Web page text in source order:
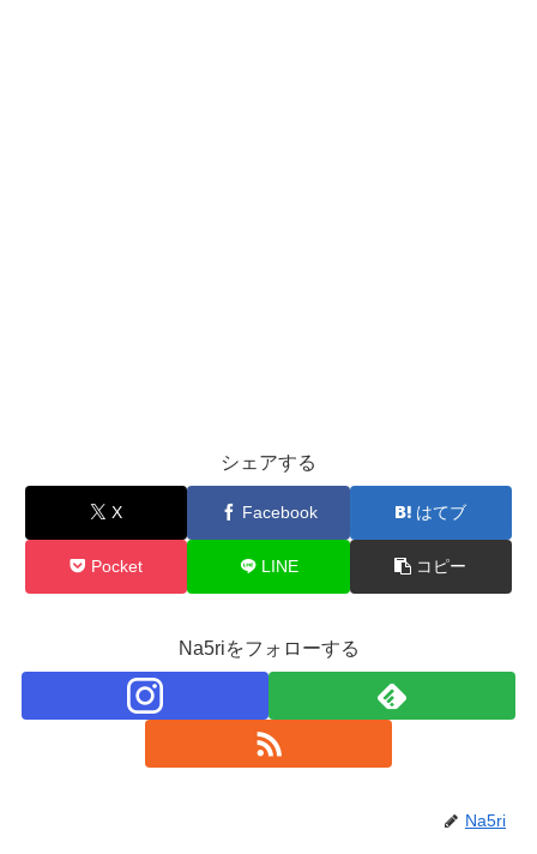
シェアする
X Facebook はてブ
Pocket LINE コピー
Na5riをフォローする
Na5ri